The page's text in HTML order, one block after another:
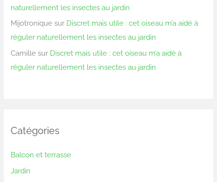
naturellement les insectes au jardin
Mijotronique sur Discret mais utile : cet oiseau m’a aidé à
réguler naturellement les insectes au jardin
Camille sur Discret mais utile : cet oiseau m’a aidé à
réguler naturellement les insectes au jardin
Catégories
Balcon et terrasse
Jardin